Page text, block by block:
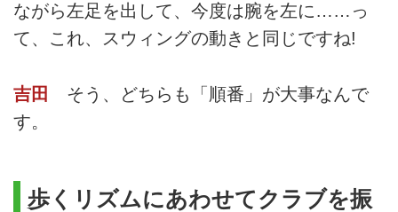
ながら左足を出して、今度は腕を左に……っ
て、これ、スウィングの動きと同じですね!
吉田
そう、どちらも「順番」が大事なんで
す。
歩くリズムにあわせてクラブを振